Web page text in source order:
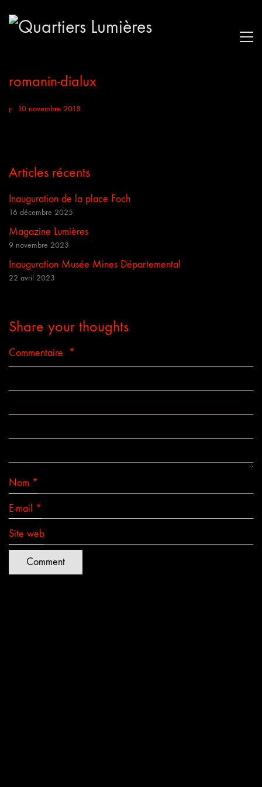
romanin-dialux
10 novembre 2018
Articles récents
Inauguration de la place Foch
16 décembre 2025
Magazine Lumières
9 novembre 2023
Inauguration Musée Mines Départemental
22 avril 2023
Share your thoughts
Commentaire *
Nom *
E-mail *
Site web